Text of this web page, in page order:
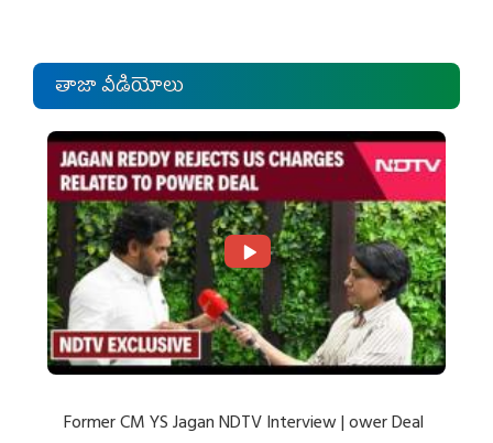
తాజా వీడియోలు
Former CM YS Jagan NDTV Interview | ower Deal